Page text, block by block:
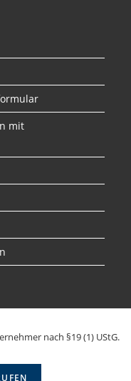
mit
nach §19 (1) UStG.